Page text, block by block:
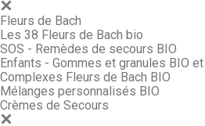
Fleurs de Bach
Les 38 Fleurs de Bach bio
SOS - Remèdes de secours BIO
Enfants - Gommes et granules BIO
Complexes Fleurs de Bach BIO
Mélanges personnalisés BIO
Crèmes de Secours